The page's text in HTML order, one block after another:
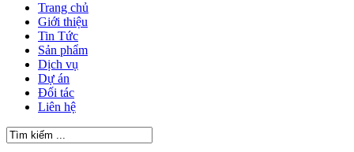
Trang chủ
Giới thiệu
Tin Tức
Sản phẩm
Dịch vụ
Dự án
Đối tác
Liên hệ